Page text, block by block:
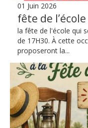
01 Juin 2026
fête de l’école
la fête de l'école qui
de 17H30. À cette
proposeront la...